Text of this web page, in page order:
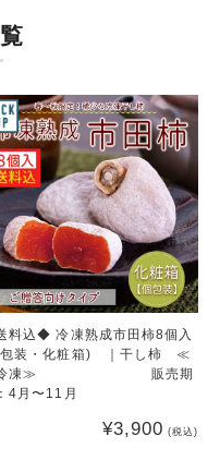
料込◆ 冷凍熟成市田柿8個入
装・化粧箱) ｜干し柿 ≪
冷凍≫ 販売期
4月〜11月
¥3,900 (税込)